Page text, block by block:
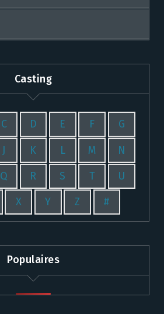
Casting
C D E F G
J K L M N
Q R S T U
X Y Z #
Populaires